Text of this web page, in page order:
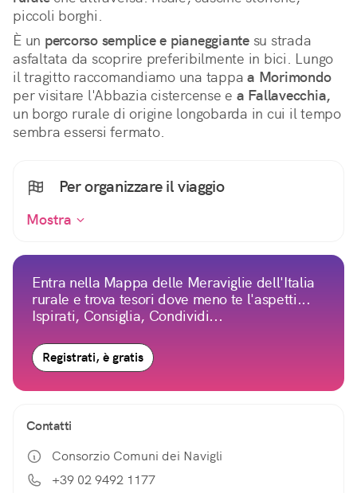
piccoli borghi.
È un percorso semplice e pianeggiante su strada
asfaltata da scoprire preferibilmente in bici. Lungo
il tragitto raccomandiamo una tappa a Morimondo
per visitare l'Abbazia cistercense e a Fallavecchia,
un borgo rurale di origine longobarda in cui il tempo
sembra essersi fermato.
Per organizzare il viaggio
Mostra
Entra nella Mappa delle Meraviglie dell'Italia
rurale e trova tesori dove meno te l'aspetti...
Ispirati, Consiglia, Condividi...
Registrati, è gratis
Contatti
Consorzio Comuni dei Navigli
+39 02 9492 1177